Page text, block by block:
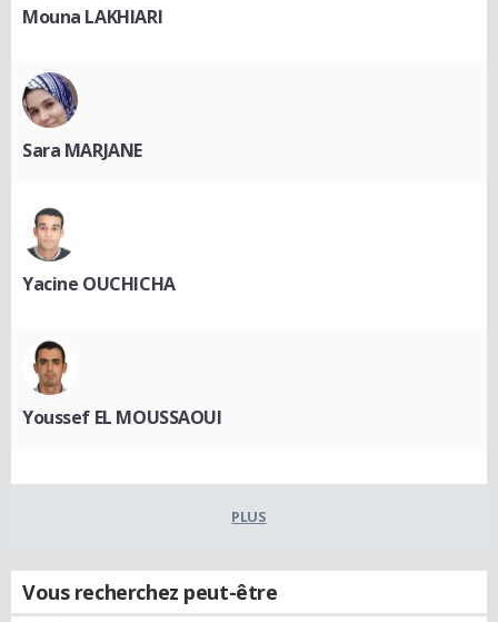
Mouna LAKHIARI
Sara MARJANE
Yacine OUCHICHA
Youssef EL MOUSSAOUI
PLUS
Vous recherchez peut-être